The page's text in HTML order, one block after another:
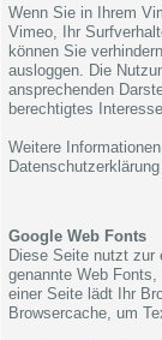
Wenn Sie in Ihrem
Vimeo, Ihr
können Sie
ausloggen. Die
ansprechenden
berechtigtes
Weitere
Google Web Fonts
Diese Seite nutzt zur
genannte Web
einer Seite lädt Ihr
Browsercache, um